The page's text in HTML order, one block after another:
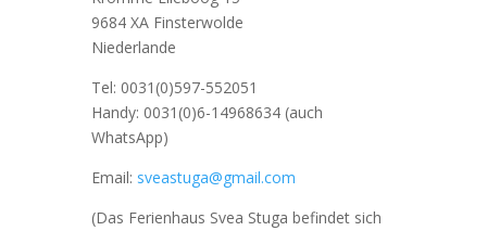
9684 XA Finsterwolde
Niederlande
Tel: 0031(0)597-552051
Handy: 0031(0)6-14968634 (auch
WhatsApp)
Email: sveastuga@gmail.com
(Das Ferienhaus Svea Stuga befindet sich